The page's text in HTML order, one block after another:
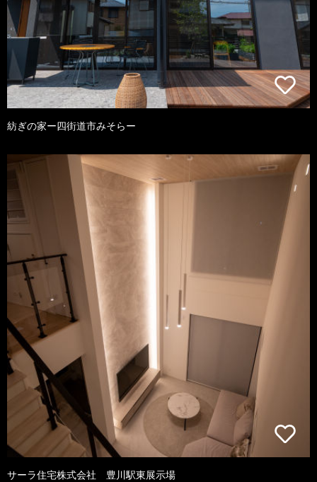
紡ぎの家ー四街道市みそらー
サーラ住宅株式会社 豊川駅東展示場